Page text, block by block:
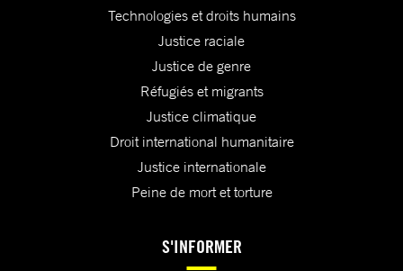
Technologies et droits humains
Justice raciale
Justice de genre
Réfugiés et migrants
Justice climatique
Droit international humanitaire
Justice internationale
Peine de mort et torture
S'INFORMER